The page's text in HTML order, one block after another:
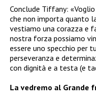
Conclude Tiffany:
che non importa quanto
vestiamo una corazza e
nostra forza possiamo
essere uno specchio per
perseveranza e
con dignità e a testa (e
La vedremo al Grande